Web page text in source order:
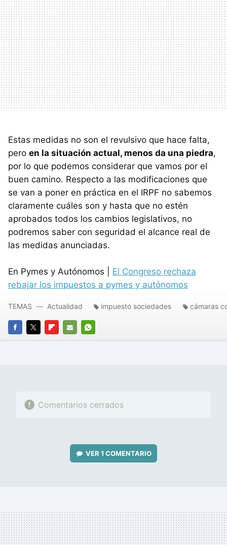
Estas medidas no son el revulsivo que hace falta,
pero en la situación actual, menos da una piedra,
por lo que podemos considerar que vamos por el
buen camino. Respecto a las modificaciones que
se van a poner en práctica en el IRPF no sabemos
claramente cuáles son y hasta que no estén
aprobados todos los cambios legislativos, no
podremos saber con seguridad el alcance real de
las medidas anunciadas.
En Pymes y Autónomos | El Congreso rechaza
rebajar los impuestos a pymes y autónomos
FACEBOOK
TWITTERFLIPBOARD
E-
WHATSAPP
TEMAS Actualidad impuesto sociedades cámaras
Comentarios cerrados
VER 1 COMENTARIO